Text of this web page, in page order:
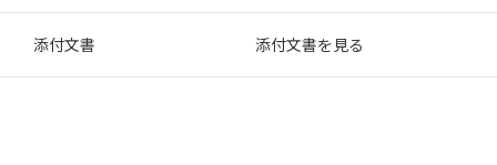
添付文書 添付文書を見る